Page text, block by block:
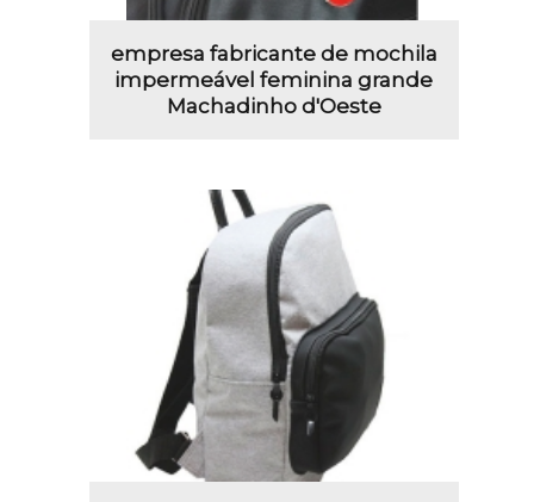
empresa fabricante de mochila
impermeável feminina grande
Machadinho d'Oeste